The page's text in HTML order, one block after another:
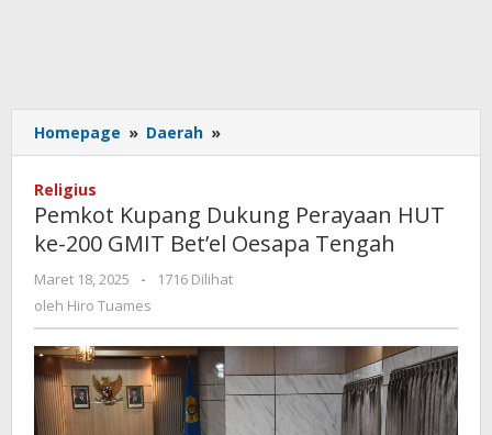
Homepage » Daerah »
Kupang
HUT
ke-
200
Tengah
Religius
Pemkot Kupang Dukung Perayaan HUT
ke-200 GMIT Bet’el Oesapa Tengah
Maret 18, 2025
oleh
-
1716 Dilihat
oleh Hiro Tuames